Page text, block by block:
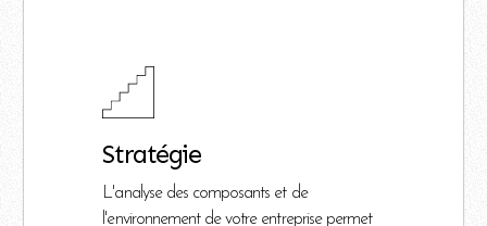
Stratégie
L'analyse des composants et de
l'environnement de votre entreprise permet